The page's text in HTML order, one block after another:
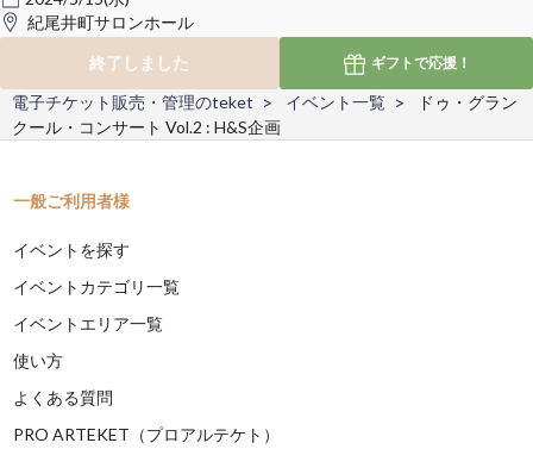
紀尾井町サロンホール
終了しました
ギフトで応援！
電子チケット販売・管理のteket イベント一覧
ドゥ・グラン
クール・コンサート Vol.2 : H&S企画
一般ご利用者様
イベントを探す
イベントカテゴリ一覧
イベントエリア一覧
使い方
よくある質問
PRO ARTEKET（プロアルテケト）